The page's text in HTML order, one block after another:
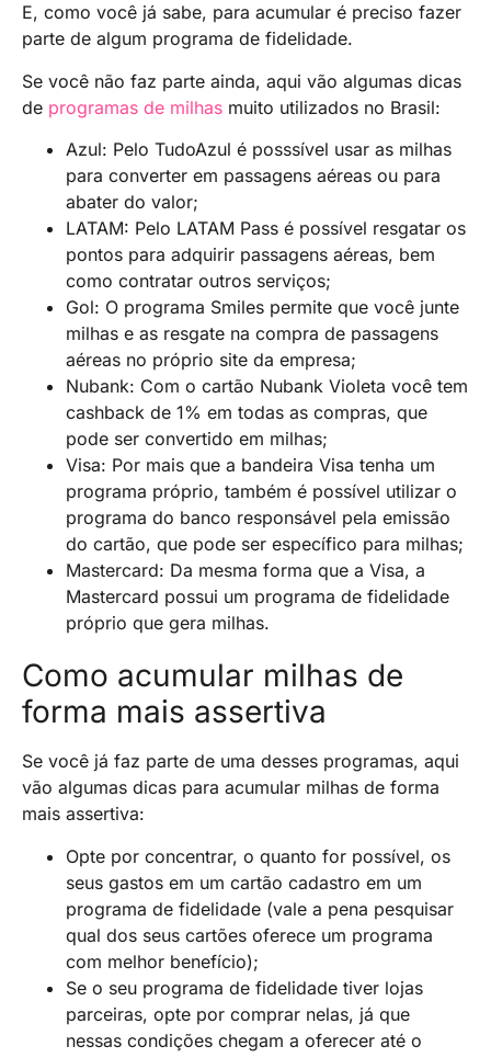
E, como você já sabe, para acumular é preciso fazer
parte de algum programa de fidelidade.
Se você não faz parte ainda, aqui vão algumas dicas
de programas de milhas muito utilizados no Brasil:
Azul: Pelo TudoAzul é posssível usar as milhas
para converter em passagens aéreas ou para
abater do valor;
LATAM: Pelo LATAM Pass é possível resgatar os
pontos para adquirir passagens aéreas, bem
como contratar outros serviços;
Gol: O programa Smiles permite que você junte
milhas e as resgate na compra de passagens
aéreas no próprio site da empresa;
Nubank: Com o cartão Nubank Violeta você tem
cashback de 1% em todas as compras, que
pode ser convertido em milhas;
Visa: Por mais que a bandeira Visa tenha um
programa próprio, também é possível utilizar o
programa do banco responsável pela emissão
do cartão, que pode ser específico para milhas;
Mastercard: Da mesma forma que a Visa, a
Mastercard possui um programa de fidelidade
próprio que gera milhas.
Como acumular milhas de
forma mais assertiva
Se você já faz parte de uma desses programas, aqui
vão algumas dicas para acumular milhas de forma
mais assertiva:
Opte por concentrar, o quanto for possível, os
seus gastos em um cartão cadastro em um
programa de fidelidade (vale a pena pesquisar
qual dos seus cartões oferece um programa
com melhor benefício);
Se o seu programa de fidelidade tiver lojas
parceiras, opte por comprar nelas, já que
nessas condições chegam a oferecer até o